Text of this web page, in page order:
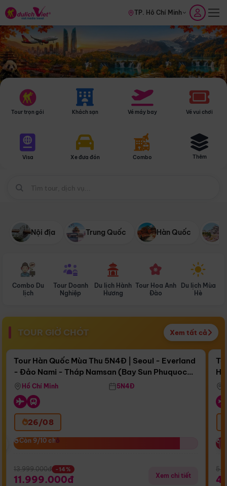
TP. Hồ Chí Minh
Tour trọn gói Khách sạn Vé máy bay Vé vui chơi
Visa Xe đưa đón Combo Thêm
Nội địa Trung Quốc Hàn Quốc
Combo Du
lịch
Tour Doanh
Nghiệp
Du lịch Hành
Hương
Tour Hoa Anh
Đào
Du lịch Mùa
Hè
TOUR GIỜ CHÓT Xem tất cả
Còn17 ngày 09:01:16
Bay Sun Phuquoc Airways
Điểm nổi bật
Tour Hàn Quốc Mùa Thu 5N4Đ | Seoul - Everland
- Đảo Nami - Tháp Namsan (Bay Sun Phuquoc
Airways)
Hồ Chí Minh 5N4Đ
26/08
Còn 9/10 chỗ
Còn 9/10 chỗ
13.999.000đ -14%
11.999.000đ Xem chi tiết